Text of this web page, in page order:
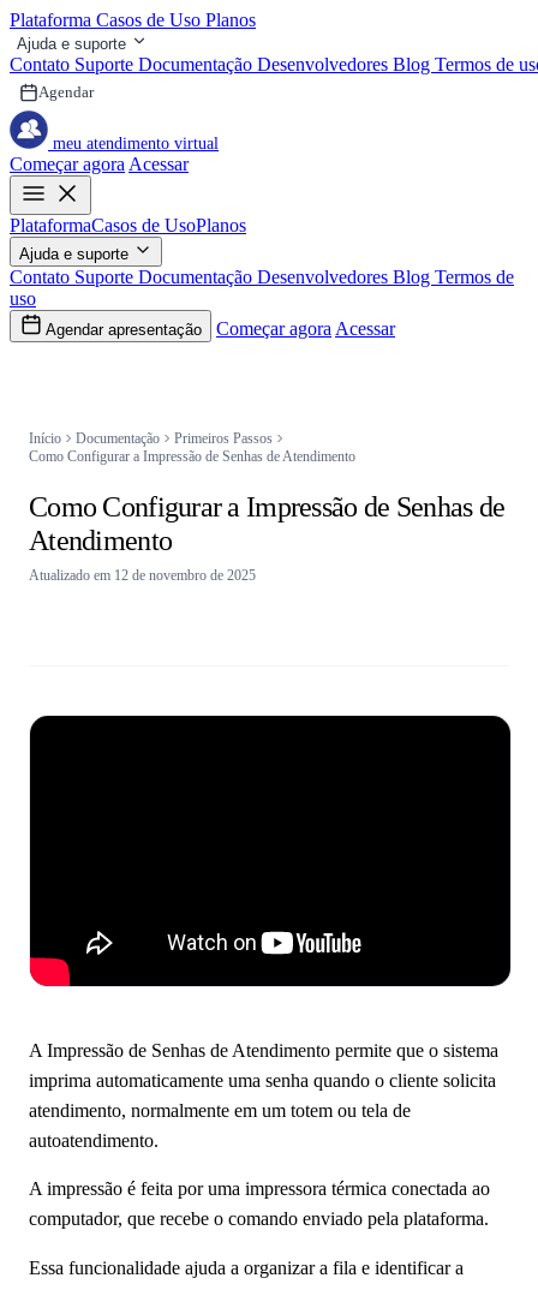
Plataforma Casos de Uso Planos
Ajuda e suporte
Contato Suporte Documentação Desenvolvedores Blog Termos de
Agendar
meu atendimento virtual
Começar agora Acessar
PlataformaCasos de UsoPlanos
Ajuda e suporte
Contato Suporte Documentação Desenvolvedores Blog Termos de
uso
Agendar apresentação Começar agora Acessar
Início Documentação
Primeiros Passos
Como Configurar a Impressão de Senhas de Atendimento
Como Configurar a Impressão de Senhas de
Atendimento
Atualizado em 12 de novembro de 2025
A Impressão de Senhas de Atendimento permite que o sistema
imprima automaticamente uma senha quando o cliente solicita
atendimento, normalmente em um totem ou tela de
autoatendimento.
A impressão é feita por uma impressora térmica conectada ao
computador, que recebe o comando enviado pela plataforma.
Essa funcionalidade ajuda a organizar a fila e identificar a